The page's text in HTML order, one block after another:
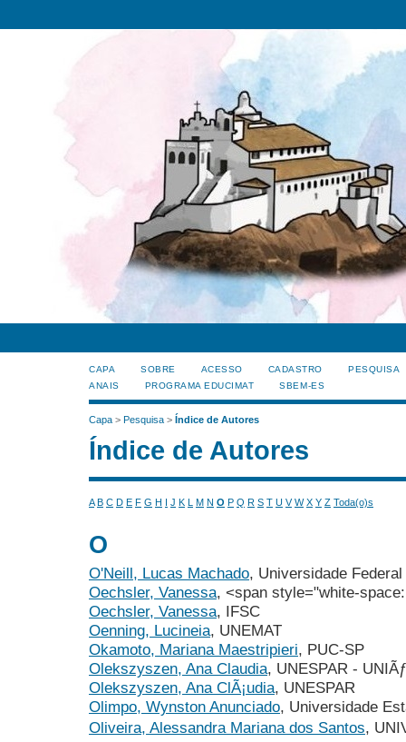
CAPA SOBRE ACESSO CADASTRO
PESQUISA
ANAIS
PROGRAMA EDUCIMAT SBEM-ES
Capa > Pesquisa > Índice de Autores
Índice de Autores
A B C D E F G H I J K L M N O P Q R S T U V W X Y Z Toda(o)s
O
O'Neill, Lucas Machado, Universidade
Oechsler, Vanessa, <span style="white-
Oechsler, Vanessa, IFSC
Oenning, Lucineia, UNEMAT
Okamoto, Mariana Maestripieri, PUC-SP
Olekszyszen, Ana Claudia, UNESPAR -
Olekszyszen, Ana ClÃ¡udia, UNESPAR
Olimpo, Wynston Anunciado, Universidade
Oliveira, Alessandra Mariana dos Santos,